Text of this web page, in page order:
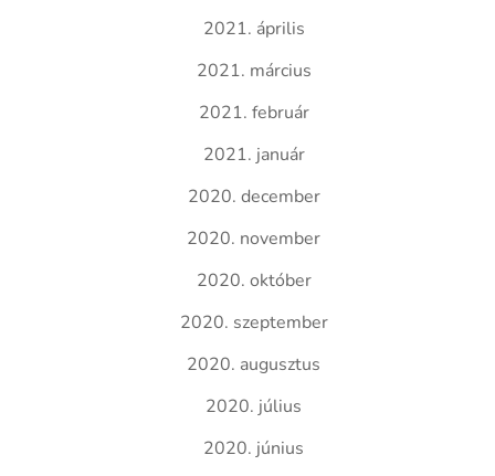
2021. április
2021. március
2021. február
2021. január
2020. december
2020. november
2020. október
2020. szeptember
2020. augusztus
2020. július
2020. június